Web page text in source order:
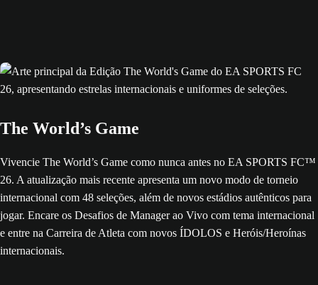
The World’s Game
Vivencie The World’s Game como nunca antes no EA SPORTS FC™
26. A atualização mais recente apresenta um novo modo de torneio
internacional com 48 seleções, além de novos estádios autênticos para
jogar. Encare os Desafios de Manager ao Vivo com tema internacional
e entre na Carreira de Atleta com novos ÍDOLOS e Heróis/Heroínas
internacionais.